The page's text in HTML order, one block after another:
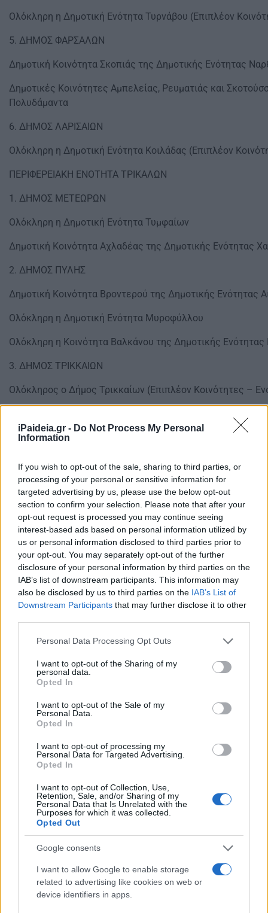
iPaideia.gr - Do Not Process My Personal
Information
If you wish to opt-out of the sale, sharing to third parties, or
processing of your personal or sensitive information for
targeted advertising by us, please use the below opt-out
section to confirm your selection. Please note that after your
opt-out request is processed you may continue seeing
interest-based ads based on personal information utilized by
us or personal information disclosed to third parties prior to
your opt-out. You may separately opt-out of the further
disclosure of your personal information by third parties on the
IAB’s list of downstream participants. This information may
also be disclosed by us to third parties on the IAB’s List of
Downstream Participants that may further disclose it to other
Please note that this website/app uses one or more Google
not limited to your visit or usage behaviour. You may click to
grant or deny consent to Google and its third-party tags to
use your data for below specified purposes in below Google
consent section.
Personal Data Processing Opt Outs
I want to opt-out of the Sharing of my
personal data.
Opted In
I want to opt-out of the Sale of my
Personal Data.
Opted In
I want to opt-out of processing my
Personal Data for Targeted Advertising.
Opted In
I want to opt-out of Collection, Use,
Retention, Sale, and/or Sharing of my
Personal Data that Is Unrelated with the
Purposes for which it was collected.
Opted Out
Google consents
I want to allow Google to enable storage
related to advertising like cookies on web or
device identifiers in apps.
Ολόκληρη η Δημοτική Ενότητα Τυρνάβου (Επιπλέον
5. ΔΗΜΟΣ ΦΑΡΣΑΛΩΝ
Δημοτική Κοινότητα Σκοπιάς της Δημοτικής Ενότητας
Δημοτικές Κοινότητες Αμπελείας, Ρευματιάς και
Πολυδάμαντα
6. ΔΗΜΟΣ ΛΑΡΙΣΑΙΩΝ
Ολόκληρη η Δημοτική Ενότητα Κοιλάδας (Επιπλέον
ΠΕΡΙΦΕΡΕΙΑΚΗ ΕΝΟΤΗΤΑ ΤΡΙΚΑΛΩΝ
1. ΔΗΜΟΣ ΜΕΤΕΩΡΩΝ
Ολόκληρη η Δημοτική Ενότητα Τυμφαίων
Δημοτική Κοινότητα Αχλαδέας της Δημοτικής Ενότητας
2. ΔΗΜΟΣ ΠΥΛΗΣ
Δημοτική Κοινότητα Βροντερού της Δημοτικής Ενότητας
Ολόκληρη η Δημοτική Ενότητα Μυροφύλλου
Ολόκληρη η Κοινότητα Βαλκάνου της Δημοτικής Ενότητας
3. ΔΗΜΟΣ ΤΡΙΚΚΑΙΩΝ
Ολόκληρος ο Δήμος Τρικκαίων (Επιπλέον Κοινότητες –
Ολόκληρη η Δημοτική Ενότητα Οιχαλίας (Επιπλέον
Ολόκληρη η Δημοτική Ενότητα Φαρκαδόνος (Επιπλέον
ΠΕΡΙΦΕΡΕΙΑ ΣΤΕΡΕΑΣ ΕΛΛΑΔΑΣ
ΠΕΡΙΦΕΡΕΙΑΚΗ ΕΝΟΤΗΤΑ ΦΘΙΩΤΙΔΑΣ
1. ΔΗΜΟΣ ΜΑΚΡΑΚΩΜΗΣ
Δημοτική Κοινότητα Παλαιάς Γιαννιτσούς της
Στις πληγείσες – σεισμόπληκτες περιοχές, όπως αυτές
του οδηγού εφαρμογής και την από 16/01 σχετική
Περιβάλλοντος και Ενέργειας, περιλαμβάνονται
δημοτικές κοινότητες και ενότητες που έχουν
Οι αιτήσεις που έχουν ήδη υποβληθεί, καθώς και όσες θα
προγράμματος «Εξοικονομώ 2025» στην ειδική
θα ελεγχθούν ως προς την επιλεξιμότητά τους. Σε
τα οριζόμενα στον οδηγό του προγράμματος.
Υπενθυμίζεται πως το «Εξοικονομώ 2025» περιλάμβανε,
(αυξημένο ποσοστό επιχορηγήσεων και ειδικό
οικογενειών με μέλος/μέλη ΑμεΑ,
οικογενειών με τουλάχιστον τρία εξαρτώμενα τέκνα,
ευάλωτων νοικοκυριών (βάσει εισοδηματικών κριτηρίων),
πληγέντων της Θεσσαλίας (συμπεριλαμβανόμενων των
της δημοτικής κοινότητας Δαμασίου του Δήμου
σεισμόπληκτων της Κρήτης και της Σάμου.
Για την ένταξη στο πρόγραμμα, οι αιτήσεις
ενδιαφερόμενους υποβάλλονται μόνον ηλεκτρονικά έως
υποχρεωτικά μέσω του επίσημου δικτυακού τόπου του